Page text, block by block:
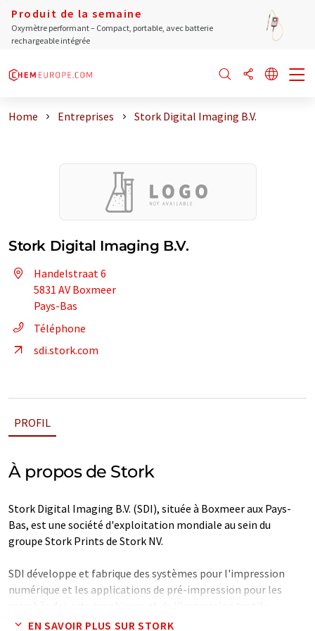
Produit de la semaine
Oxymètre performant – Compact, portable, avec batterie
rechargeable intégrée
Home Entreprises Stork Digital Imaging B.V.
Stork Digital Imaging B.V.
Handelstraat 6
5831 AV Boxmeer
Pays-Bas
Téléphone
sdi.stork.com
PROFIL
À propos de Stork
Stork Digital Imaging B.V. (SDI), située à Boxmeer aux Pays-
Bas, est une société d'exploitation mondiale au sein du
groupe Stork Prints de Stork NV.
SDI développe et fabrique des systèmes pour l'impression
numérique et les applications de pré-impression pour les
EN SAVOIR PLUS SUR STORK